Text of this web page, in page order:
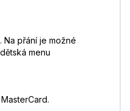
Na přání je možné
menu